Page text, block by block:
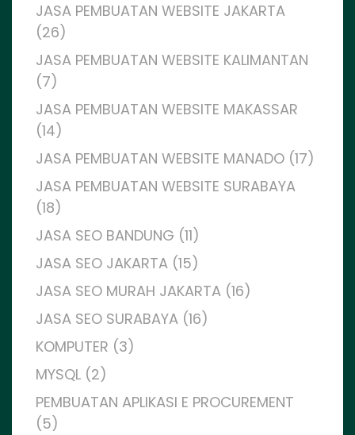
JASA PEMBUATAN WEBSITE JAKARTA
(26)
JASA PEMBUATAN WEBSITE KALIMANTAN
(7)
JASA PEMBUATAN WEBSITE MAKASSAR
(14)
JASA PEMBUATAN WEBSITE MANADO (17)
JASA PEMBUATAN WEBSITE SURABAYA
(18)
JASA SEO BANDUNG (11)
JASA SEO JAKARTA (15)
JASA SEO MURAH JAKARTA (16)
JASA SEO SURABAYA (16)
KOMPUTER (3)
MYSQL (2)
PEMBUATAN APLIKASI E PROCUREMENT
(5)